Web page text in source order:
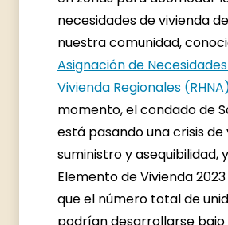
necesidades de vivienda
nuestra comunidad,
Asignación de
Vivienda Regionales
momento, el condado de
está pasando una crisis de
suministro y asequibilidad,
Elemento de Vivienda
que el número total de
podrían desarrollarse bajo